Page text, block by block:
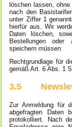
löschen lassen,
nach den
unter Ziffer 1
hierfür aus. Wir
Daten löschen,
Bestellungen oder
speichern müssen.
Rechtgrundlage für
gemäß Art. 6 Abs. 1
3.5
Zur Anmeldung für
abgefragten Daten
protokolliert. Nach